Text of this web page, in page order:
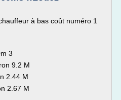
à bas coût numéro 1
3
9.2 M
2.44 M
2.67 M